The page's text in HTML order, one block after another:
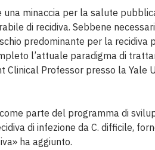
una minaccia per la salute
di recidiva. Sebbene
predominante per la recidiva
l’attuale paradigma di
Clinical Professor presso la Yale
parte del programma di
di infezione da C. difficile,
ha aggiunto.